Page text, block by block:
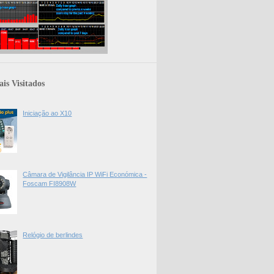
Visitados
Iniciação ao X10
Câmara de Vigilância IP WiFi Económica -
Foscam FI8908W
Relógio de berlindes